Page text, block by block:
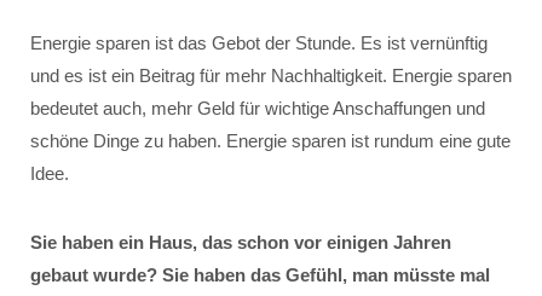
Energie sparen ist das Gebot der Stunde. Es ist vernünftig
und es ist ein Beitrag für mehr Nachhaltigkeit. Energie sparen
bedeutet auch, mehr Geld für wichtige Anschaffungen und
schöne Dinge zu haben. Energie sparen ist rundum eine gute
Idee.
Sie haben ein Haus, das schon vor einigen Jahren
gebaut wurde? Sie haben das Gefühl, man müsste mal